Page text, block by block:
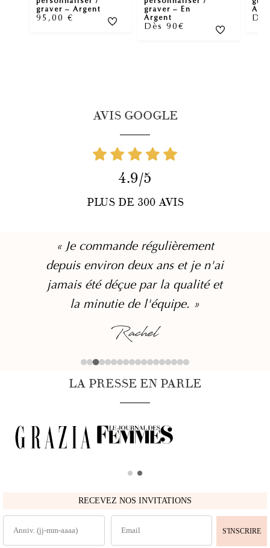
graver – Argent
95,00 €
graver – En
Argent
Dès 90€
AVIS GOOGLE
4.9/5
PLUS DE 300 AVIS
« Je commande régulièrement
depuis environ deux ans et je n'ai
jamais été déçue par la qualité et
la minutie de l'équipe. »
Rachel
LA PRESSE EN PARLE
RECEVEZ NOS INVITATIONS
S'INSCRIRE